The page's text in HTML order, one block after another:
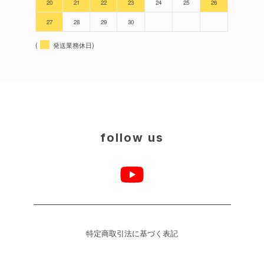
20 21 22 23 24 25 26
27 28 29 30
( 発送業務休日)
follow us
特定商取引法に基づく表記